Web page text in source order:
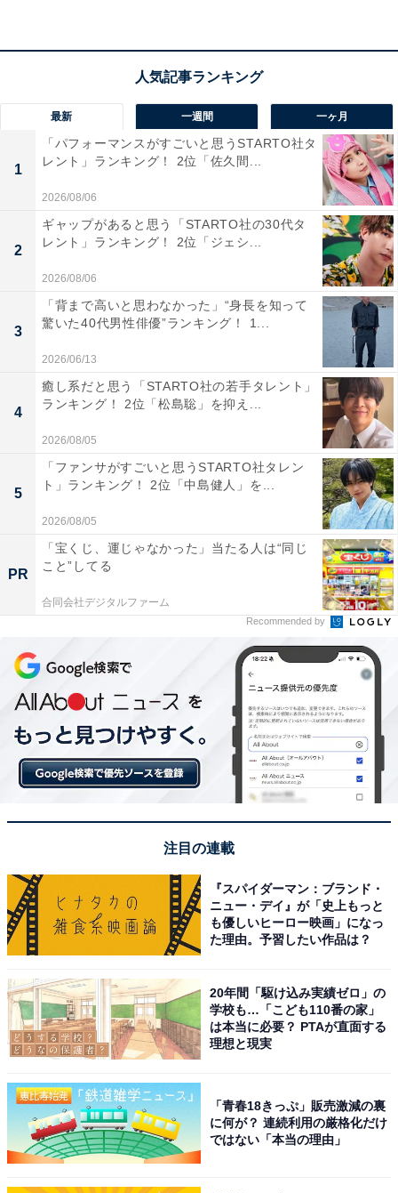
※回答者コメントは原文ママです
次ページ
5位までの全ランキング結果を見
る
こちらもおすすめ
働く世代に聞いた「旅行でおすすめの湖」ラン
キング！ 2位「洞爺湖（北海道）」、1位は？
最新 一週間 一ヶ月
1
「パフォーマンスがすごいと思うSTARTO社タ
レント」ランキング！ 2位「佐久間...
2026/08/06
2
ギャップがあると思う「STARTO社の30代タ
レント」ランキング！ 2位「ジェシ...
2026/08/06
3
「背まで高いと思わなかった」“身長を知って
驚いた40代男性俳優”ランキング！ 1...
2026/06/13
4
癒し系だと思う「STARTO社の若手タレント」
ランキング！ 2位「松島聡」を抑え...
2026/08/05
5
「ファンサがすごいと思うSTARTO社タレン
ト」ランキング！ 2位「中島健人」を...
2026/08/05
PR
「宝くじ、運じゃなかった」当たる人は“同じ
こと”してる
合同会社デジタルファーム
Recommended by
注目の連載
『スパイダーマン：ブランド・
ニュー・デイ』が「史上もっと
も優しいヒーロー映画」になっ
た理由。予習したい作品は？
20年間「駆け込み実績ゼロ」の
学校も…「こども110番の家」
は本当に必要？ PTAが直面する
理想と現実
「青春18きっぷ」販売激減の裏
に何が？ 連続利用の厳格化だけ
ではない「本当の理由」